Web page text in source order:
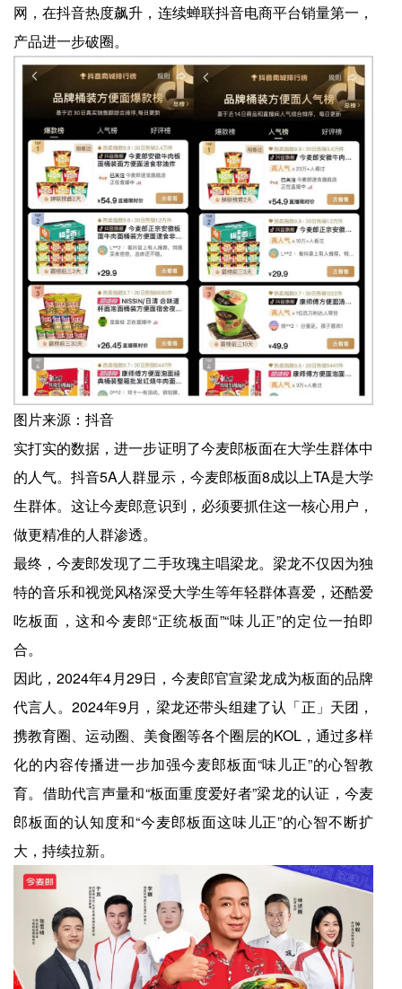
网，在抖音热度飙升，连续蝉联抖音电商平台销量第一，
产品进一步破圈。
图片来源：抖音
实打实的数据，进一步证明了今麦郎板面在大学生群体中
的人气。抖音5A人群显示，今麦郎板面8成以上TA是大学
生群体。这让今麦郎意识到，必须要抓住这一核心用户，
做更精准的人群渗透。
最终，今麦郎发现了二手玫瑰主唱梁龙。梁龙不仅因为独
特的音乐和视觉风格深受大学生等年轻群体喜爱，还酷爱
吃板面，这和今麦郎“正统板面”“味儿正”的定位一拍即
合。
因此，2024年4月29日，今麦郎官宣梁龙成为板面的品牌
代言人。2024年9月，梁龙还带头组建了认「正」天团，
携教育圈、运动圈、美食圈等各个圈层的KOL，通过多样
化的内容传播进一步加强今麦郎板面“味儿正”的心智教
育。借助代言声量和“板面重度爱好者”梁龙的认证，今麦
郎板面的认知度和“今麦郎板面这味儿正”的心智不断扩
大，持续拉新。